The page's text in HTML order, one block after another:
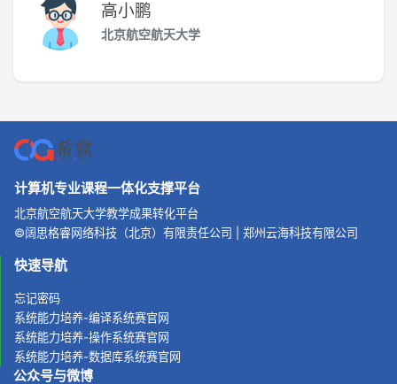
高小鹏
北京航空航天大学
计算机专业课程一体化支撑平台
北京航空航天大学教学成果转化平台
©阔思格睿网络科技（北京）有限责任公司 郑州云海科技有限公司
快速导航
忘记密码
系统能力培养-编译系统赛官网
系统能力培养-操作系统赛官网
系统能力培养-数据库系统赛官网
公众号与微博